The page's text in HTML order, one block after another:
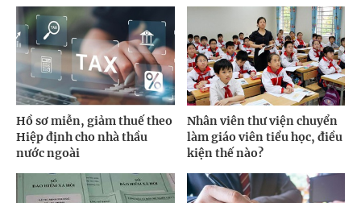
Hồ sơ miễn, giảm thuế theo
Hiệp định cho nhà thầu
nước ngoài
Nhân viên thư viện chuyển
làm giáo viên tiểu học, điều
kiện thế nào?